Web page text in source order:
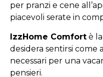
per pranzi e cene
piacevoli serate in
IzzHome Comfort è
desidera sentirsi come
necessari per una
pensieri.